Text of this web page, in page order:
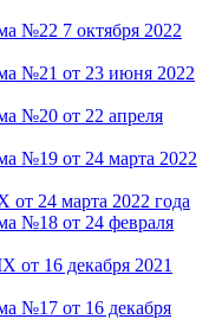
№22 7 октября 2022
№21 от 23 июня 2022
№20 от 22 апреля
№19 от 24 марта 2022
от 24 марта 2022 года
№18 от 24 февраля
от 16 декабря 2021
№17 от 16 декабря